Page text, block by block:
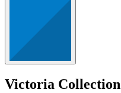
Victoria Collection